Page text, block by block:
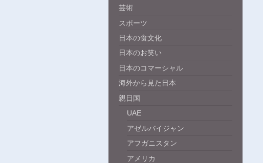
芸術
スポーツ
日本の食文化
日本のお笑い
日本のコマーシャル
海外から見た日本
親日国
UAE
アゼルバイジャン
アフガニスタン
アメリカ